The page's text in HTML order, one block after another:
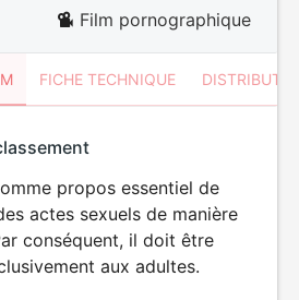
Film pornographique
FICHE TECHNIQUE
SEXUALITÉ
EXPLICITE
propos essentiel de
actes sexuels de manière
conséquent, il doit être
aux adultes.